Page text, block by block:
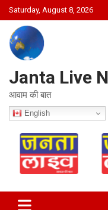
Skip
to
content
Saturday, August 8, 2026
Janta Live
आवाम की बात
English